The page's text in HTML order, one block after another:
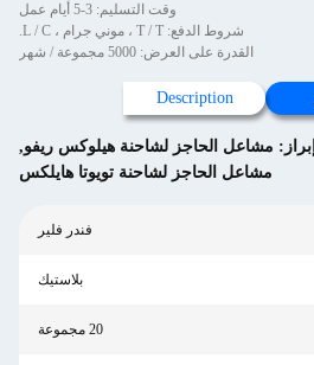
وقت التسليم: 3-5 أيام عمل
شروط الدفع: T / T ، موني جرام ، L / C.
القدرة على العرض: 5000 مجموعة / شهر
Description
إبراز: مشاعل الحاجز لشاحنة هيلوكس ريفو,
مشاعل الحاجز لشاحنة تويوتا هايلكس
فندر فلير
بلاستيك
20 مجموعة